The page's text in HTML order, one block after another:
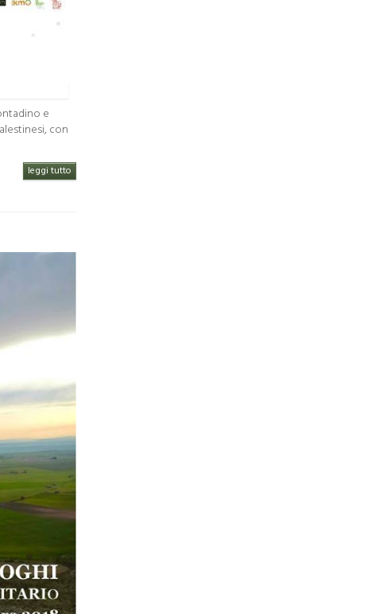
e
con
leggi tutto